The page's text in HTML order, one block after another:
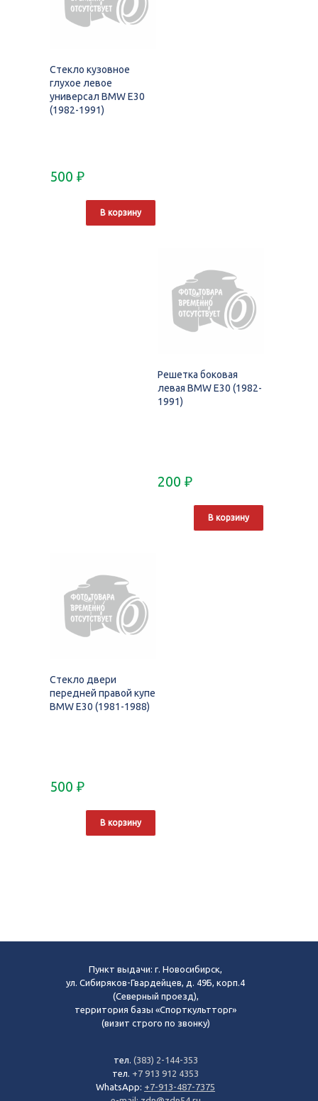
Стекло кузовное
глухое левое
универсал BMW E30
(1982-1991)
500 ₽
В корзину
Решетка боковая
левая BMW E30 (1982-
1991)
200 ₽
В корзину
Стекло двери
передней правой купе
BMW E30 (1981-1988)
500 ₽
В корзину
Пункт выдачи: г. Новосибирск,
ул. Сибиряков-Гвардейцев, д. 49Б, корп.4
(Северный проезд),
территория базы «Спорткультторг»
(визит строго по звонку)
тел. (383) 2-144-353
тел. +7 913 912 4353
WhatsApp: +7-913-487-7375